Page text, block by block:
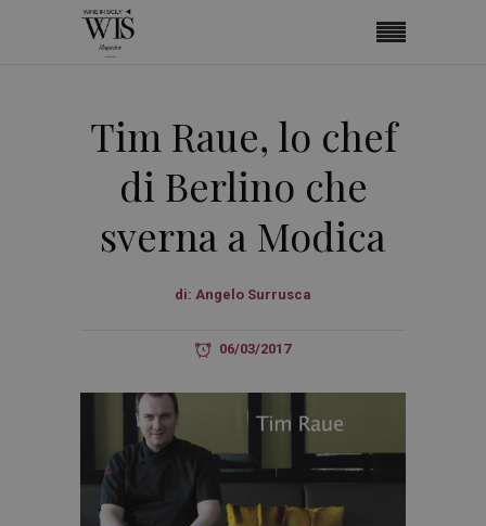
Tim Raue, lo chef
di Berlino che
sverna a Modica
di: Angelo Surrusca
06/03/2017